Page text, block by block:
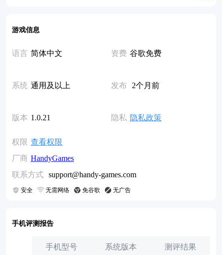
游戏信息
语言 简体中文 资费 谷歌免费
系统 通用及以上 发布 2个月前
版本 1.0.21 隐私 隐私政策
权限 查看权限
厂商 HandyGames
联系方式 support@handy-games.com
安全 无需网络 免谷歌 无广告
手机评测报告
手机型号 系统版本 测评结果